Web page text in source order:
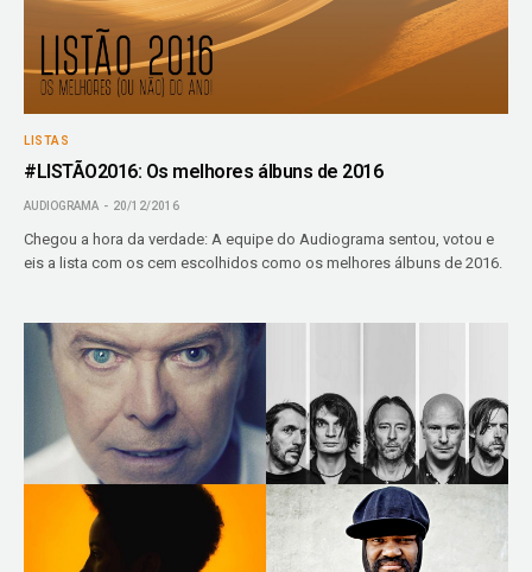
LISTAS
#LISTÃO2016: Os melhores álbuns de 2016
AUDIOGRAMA 20/12/2016
Chegou a hora da verdade: A equipe do Audiograma sentou, votou e
eis a lista com os cem escolhidos como os melhores álbuns de 2016.